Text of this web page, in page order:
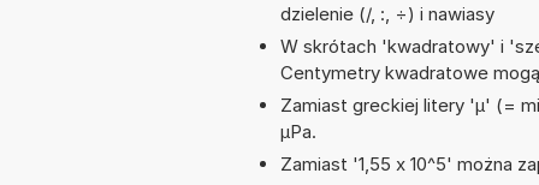
dzielenie (/, :, ÷) i nawiasy
W skrótach 'kwadratowy' i
Centymetry kwadratowe
Zamiast greckiej litery 'µ' (=
µPa.
Zamiast '1,55 x 10^5' można